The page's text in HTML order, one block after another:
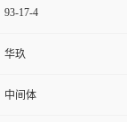
93-17-4
华玖
中间体